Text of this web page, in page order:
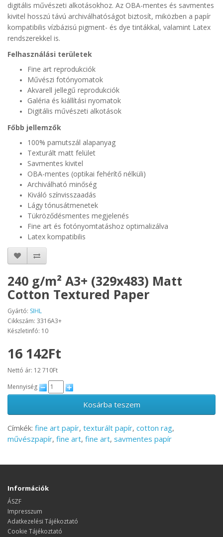
digitális művészeti alkotásokhoz. Az OBA-mentes és savmentes
kivitel hosszú távú archiválhatóságot biztosít, miközben a papír
kompatibilis vízbázisú pigment- és dye tintákkal, valamint Latex
rendszerekkel is.
Felhasználási területek
Fine art reprodukciók
Művészi fotónyomatok
Akvarell jellegű reprodukciók
Galéria és kiállítási nyomatok
Digitális művészeti alkotások
Főbb jellemzők
100% pamutszál alapanyag
Texturált matt felület
Savmentes kivitel
OBA-mentes (optikai fehérítő nélküli)
Archiválható minőség
Kiváló színvisszaadás
Lágy tónusátmenetek
Tükröződésmentes megjelenés
Fine art és fotónyomtatáshoz optimalizálva
Latex kompatibilis
240 g/m² A3+ (329x483) Matt
Cotton Textured Paper
Gyártó: SIHL
Cikkszám: 3316A3+
Készletinfó: 10
16 142Ft
Nettó ár: 12 710Ft
Mennyiség
Kosárba teszem
Címkék: fine art papír, texturált papír, cotton rag,
művészpapír, fine art, fine art, savmentes papír
Információk
ÁSZF
Impresszum
Adatkezelési Tájékoztató
Cookie Tájékoztató